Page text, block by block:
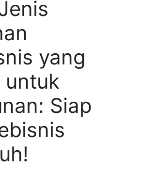
yang
untuk
Siap